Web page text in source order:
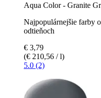
Aqua Color - Granite
Najpopulárnejšie farby
odtieňoch
€ 3,79
(€ 210,56 / l)
5.0 (2)